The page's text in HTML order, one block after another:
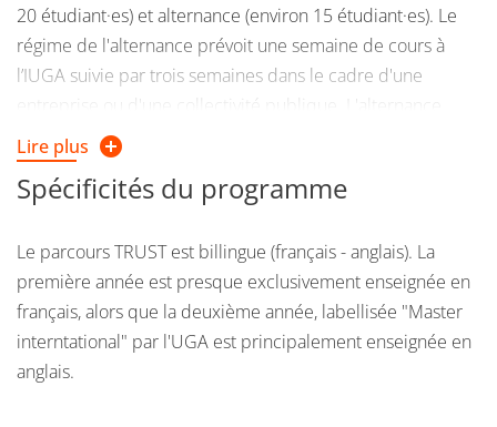
20 étudiant·es) et alternance (environ 15 étudiant·es). Le
régime de l'alternance prévoit une semaine de cours à
l’IUGA suivie par trois semaines dans le cadre d'une
entreprise ou d'une collectivité publique. L'alternance
peut être organisée sous forme de stage alternant,
d'apprentissage ou en contrat de professionnalisation.
continue (FC).
Lire plus
Spécificités du programme
Le parcours TRUST est billingue (français - anglais). La
première année est presque exclusivement enseignée en
français, alors que la deuxième année, labellisée "Master
interntational" par l'UGA est principalement enseignée en
anglais.